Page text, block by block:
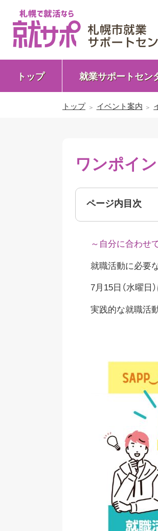
トップ 就業サポートセン
トップ イベント案内
ワンポイン
ページ内目次
～自分に合わせ
就職活動に必要
7月15日（水曜日）
実践的な就職活